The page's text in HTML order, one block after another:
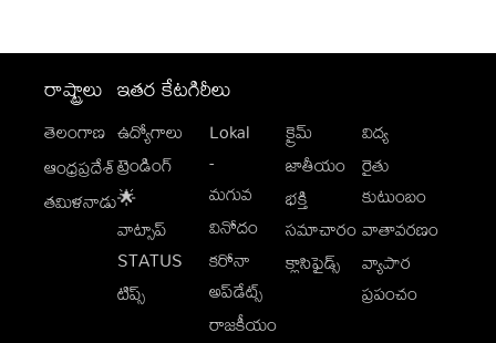
రాష్ట్రాలు
తెలంగాణ
ఆంధ్రప్రదేశ్
తమిళనాడు
ఇతర కేటగిరీలు
ఉద్యోగాలు
ట్రెండింగ్
🌟
వాట్సాప్
STATUS
టిప్స్
Lokal
-
మగువ
వినోదం
కరోనా
అప్‌డేట్స్
రాజకీయం
క్రైమ్
జాతీయం
భక్తి
సమాచారం
క్లాసిఫైడ్స్
విద్య
రైతు
కుటుంబం
వాతావరణం
వ్యాపార
ప్రపంచం